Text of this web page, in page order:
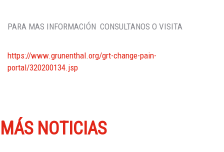
PARA MAS INFORMACIÓN CONSULTANOS O VISITA
https://www.grunenthal.org/grt-change-pain-
portal/320200134.jsp
MÁS NOTICIAS